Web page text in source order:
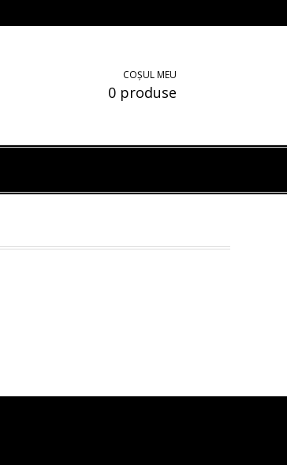
COȘUL MEU
0 produse